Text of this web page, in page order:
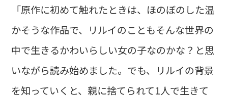
「原作に初めて触れたときは、ほのぼのした温
かそうな作品で、リルイのこともそんな世界の
中で生きるかわいらしい女の子なのかな？と思
いながら読み始めました。でも、リルイの背景
を知っていくと、親に捨てられて1人で生きて